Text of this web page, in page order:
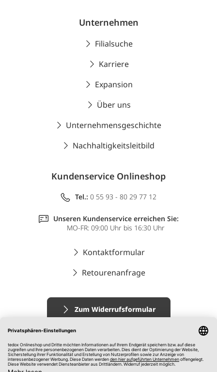
Unternehmen
Filialsuche
Karriere
Expansion
Über uns
Unternehmensgeschichte
Nachhaltigkeitsleitbild
Kundenservice Onlineshop
Tel.: 0 55 93 - 80 29 77 12
Unseren Kundenservice erreichen Sie:
MO-FR: 09:00 Uhr bis 16:30 Uhr
Kontaktformular
Retourenanfrage
Zum Widerrufsformular
Impressum
AGB